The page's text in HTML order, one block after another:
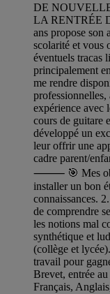
DE
LA RENTRÉE
ans propose son
scolarité et vous
éventuels tracas
principalement
me rendre
professionnelles,
expérience avec
cours de guitare
développé un
leur offrir une
cadre parent/
⸻ 🎯 Mes
installer un bon
connaissances.
de comprendre
les notions mal
synthétique et
(collège et
travail pour
Brevet, entrée
Français,